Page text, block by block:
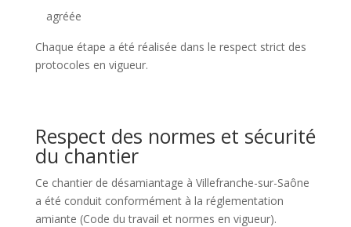
agréée
Chaque étape a été réalisée dans le respect strict des
protocoles en vigueur.
Respect des normes et sécurité
du chantier
Ce chantier de désamiantage à Villefranche-sur-Saône
a été conduit conformément à la réglementation
amiante (Code du travail et normes en vigueur).